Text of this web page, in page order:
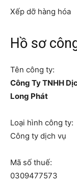
Xếp dỡ hàng hóa
Hồ sơ
Tên công ty:
Công Ty TNHH
Long Phát
Loại hình công ty:
Công ty dịch vụ
Mã số thuế:
0309477573